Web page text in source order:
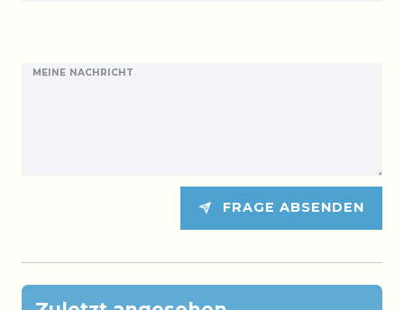
MEINE NACHRICHT
FRAGE ABSENDEN